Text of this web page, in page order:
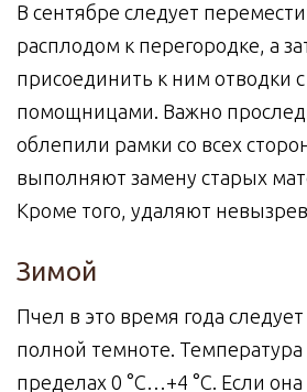
В сентябре следует
расплодом к перегородке, а
присоединить к ним отводки
помощницами. Важно
облепили рамки со всех
выполняют замену старых
Кроме того, удаляют
Зимой
Пчел в это время года
полной темноте.
пределах 0 °C…+4 °C. Если